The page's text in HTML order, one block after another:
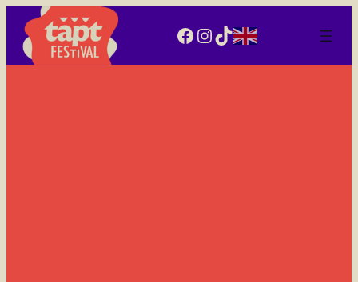
Facebook
Instagram
TikTok